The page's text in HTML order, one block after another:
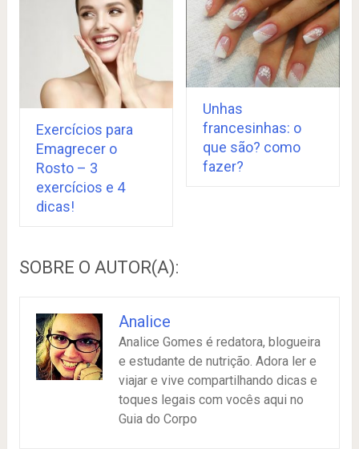
Exercícios para
Emagrecer o
Rosto – 3
exercícios e 4
dicas!
Unhas
francesinhas: o
que são? como
fazer?
SOBRE O AUTOR(A):
Analice
Analice Gomes é redatora, blogueira
e estudante de nutrição. Adora ler e
viajar e vive compartilhando dicas e
toques legais com vocês aqui no
Guia do Corpo